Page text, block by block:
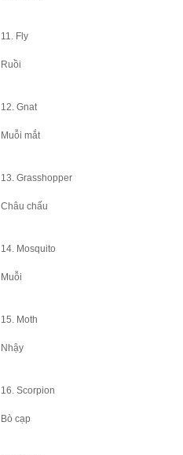
11. Fly
Ruồi
12. Gnat
Muỗi mắt
13. Grasshopper
Châu chấu
14. Mosquito
Muỗi
15. Moth
Nhậy
16. Scorpion
Bò cạp